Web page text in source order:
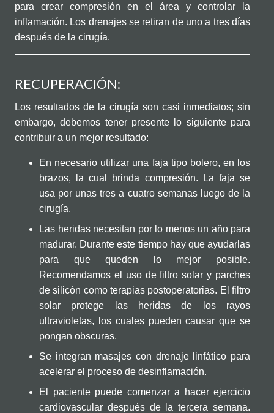
para crear compresión en el área y controlar la
inflamación. Los drenajes se retiran de uno a tres días
después de la cirugía.
RECUPERACIÓN:
Los resultados de la cirugía son casi inmediatos; sin
embargo, debemos tener presente lo siguiente para
contribuir a un mejor resultado:
En necesario utilizar una faja tipo bolero, en los
brazos, la cual brinda compresión. La faja se
usa por unas tres a cuatro semanas luego de la
cirugía.
Las heridas necesitan por lo menos un año para
madurar. Durante este tiempo hay que ayudarlas
para que queden lo mejor posible.
Recomendamos el uso de filtro solar y parches
de silicón como terapias postoperatorias. El filtro
solar protege las heridas de los rayos
ultravioletas, los cuales pueden causar que se
pongan obscuras.
Se integran masajes con drenaje linfático para
acelerar el proceso de desinflamación.
El paciente puede comenzar a hacer ejercicio
cardiovascular después de la tercera semana.